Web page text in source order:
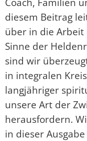
diesem Beitrag
über in die
Sinne der
sind wir
in integralen
langjähriger
unsere Art der
herausfordern.
in dieser